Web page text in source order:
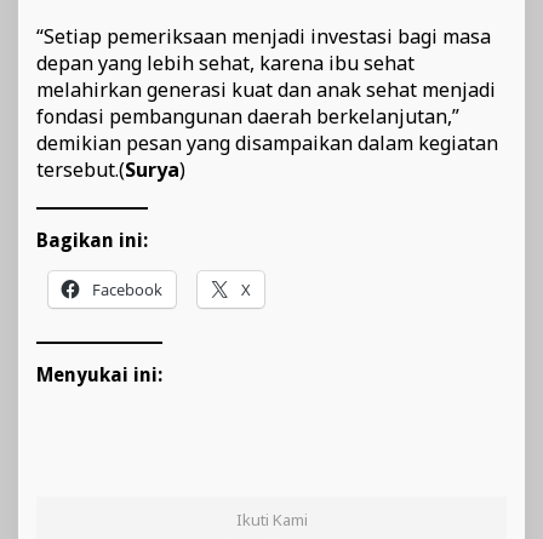
“Setiap pemeriksaan menjadi investasi bagi masa
depan yang lebih sehat, karena ibu sehat
melahirkan generasi kuat dan anak sehat menjadi
fondasi pembangunan daerah berkelanjutan,”
demikian pesan yang disampaikan dalam kegiatan
tersebut.(Surya)
Bagikan ini:
Facebook X
Menyukai ini:
Ikuti Kami